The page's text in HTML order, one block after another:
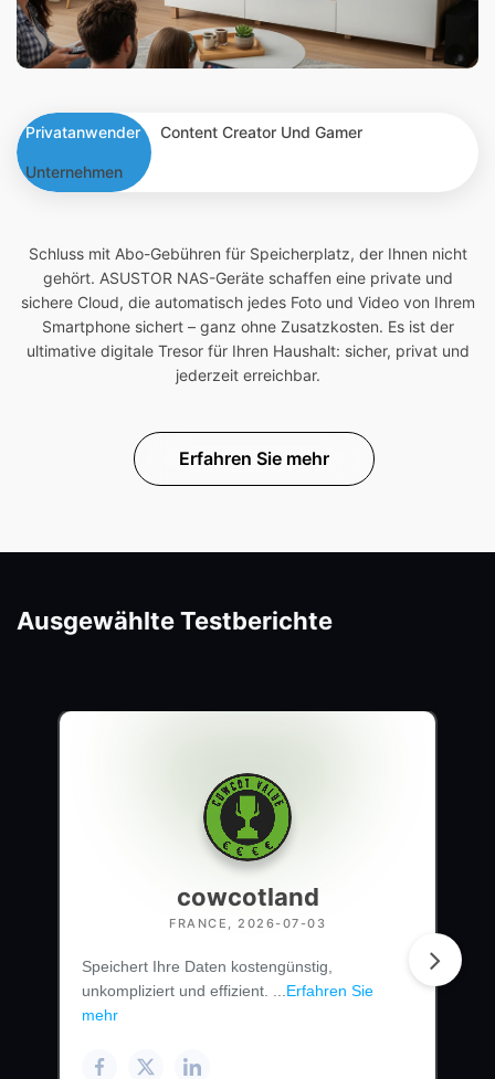
Privatanwender Content Creator Und Gamer
Unternehmen
Schluss mit Abo-Gebühren für Speicherplatz, der Ihnen nicht
gehört. ASUSTOR NAS-Geräte schaffen eine private und
sichere Cloud, die automatisch jedes Foto und Video von Ihrem
Smartphone sichert – ganz ohne Zusatzkosten. Es ist der
ultimative digitale Tresor für Ihren Haushalt: sicher, privat und
jederzeit erreichbar.
Erfahren Sie mehr
Ausgewählte Testberichte
cowcotland
FRANCE, 2026-07-03
Speichert Ihre Daten kostengünstig,
unkompliziert und effizient. ... Erfahren Sie
mehr